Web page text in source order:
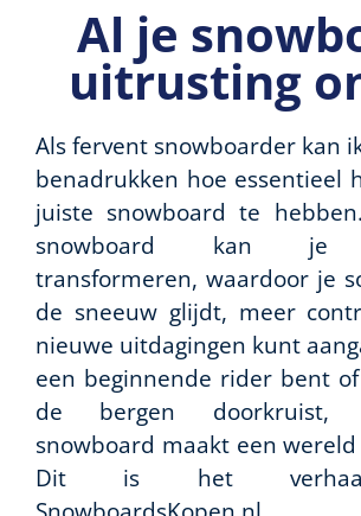
Al je
uitrusting
Als fervent snowboarder kan
benadrukken hoe essentieel
juiste snowboard te
snowboard kan je
transformeren, waardoor je
de sneeuw glijdt, meer
nieuwe uitdagingen kunt
een beginnende rider bent
de bergen doorkruist,
snowboard maakt een
Dit is het